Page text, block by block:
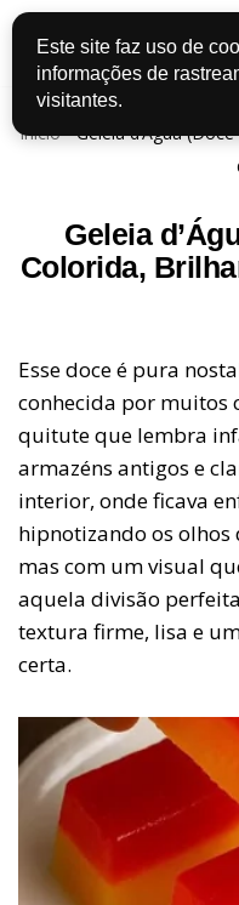
Pular
para
o
Início-Geleia d’Água
Geleia
Colorida,
Esse doce é pura
conhecida por muitos
quitute que lembra
armazéns antigos e
interior, onde ficava
hipnotizando os olhos
mas com um visual
aquela divisão
textura firme, lisa e
certa.
Este site faz uso de
informações de
visitantes.